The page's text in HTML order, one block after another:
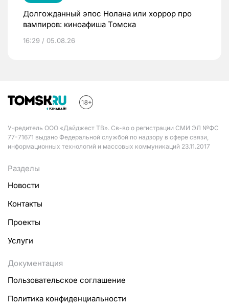
Долгожданный эпос Нолана или хоррор про
вампиров: киноафиша Томска
16:29 / 05.08.26
Учредитель ООО «Дайджест ТВ». Св-во о регистрации СМИ ЭЛ №ФС
77-71671 выдано Федеральной службой по надзору в сфере связи,
информационных технологий и массовых коммуникаций 23.11.2017
Разделы
Новости
Контакты
Проекты
Услуги
Документация
Пользовательское соглашение
Политика конфиденциальности